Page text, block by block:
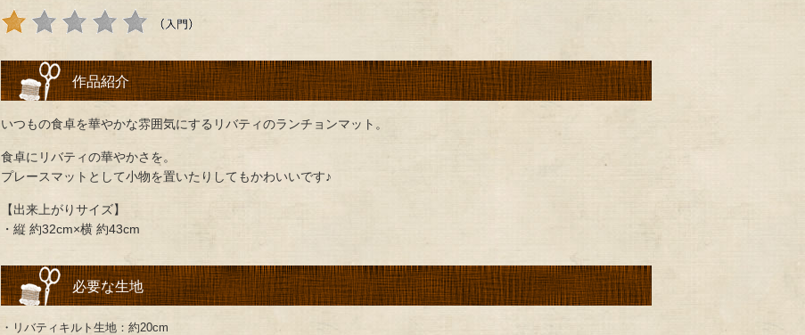
作品紹介
いつもの食卓を華やかな雰囲気にするリバティのランチョンマット。
食卓にリバティの華やかさを。
プレースマットとして小物を置いたりしてもかわいいです♪
【出来上がりサイズ】
・縦 約32cm×横 約43cm
必要な生地
・リバティキルト生地：約20cm